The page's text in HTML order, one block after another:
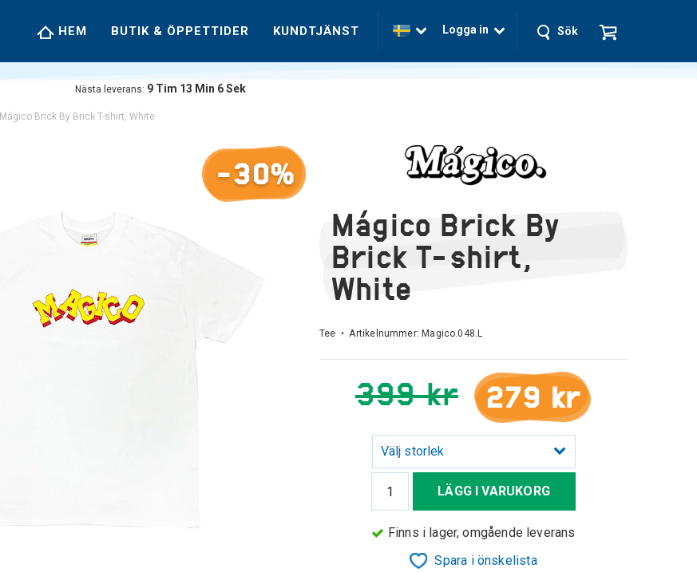
HEM BUTIK & ÖPPETTIDER KUNDTJÄNST Logga in Sök
Nästa leverans: 9 Tim 13 Min 5Sek
Mágico Brick By Brick T-shirt, White
-30%
Mágico Brick By
Brick T-shirt,
White
Tee • Artikelnummer: Magico.048.L
399 kr 279 kr
Välj storlek
LÄGG I VARUKORG
Finns i lager, omgående leverans
Spara i önskelista